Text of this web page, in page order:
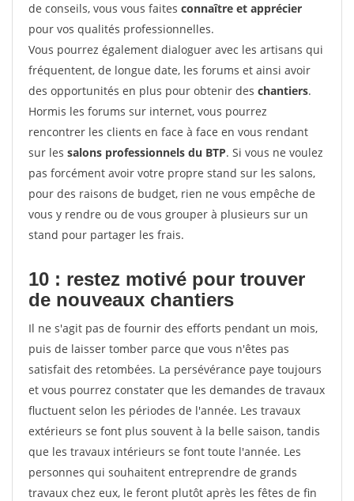
de conseils, vous vous faites connaître et apprécier
pour vos qualités professionnelles.
Vous pourrez également dialoguer avec les artisans qui
fréquentent, de longue date, les forums et ainsi avoir
des opportunités en plus pour obtenir des chantiers.
Hormis les forums sur internet, vous pourrez
rencontrer les clients en face à face en vous rendant
sur les salons professionnels du BTP. Si vous ne voulez
pas forcément avoir votre propre stand sur les salons,
pour des raisons de budget, rien ne vous empêche de
vous y rendre ou de vous grouper à plusieurs sur un
stand pour partager les frais.
10 : restez motivé pour trouver
de nouveaux chantiers
Il ne s'agit pas de fournir des efforts pendant un mois,
puis de laisser tomber parce que vous n'êtes pas
satisfait des retombées. La persévérance paye toujours
et vous pourrez constater que les demandes de travaux
fluctuent selon les périodes de l'année. Les travaux
extérieurs se font plus souvent à la belle saison, tandis
que les travaux intérieurs se font toute l'année. Les
personnes qui souhaitent entreprendre de grands
travaux chez eux, le feront plutôt après les fêtes de fin